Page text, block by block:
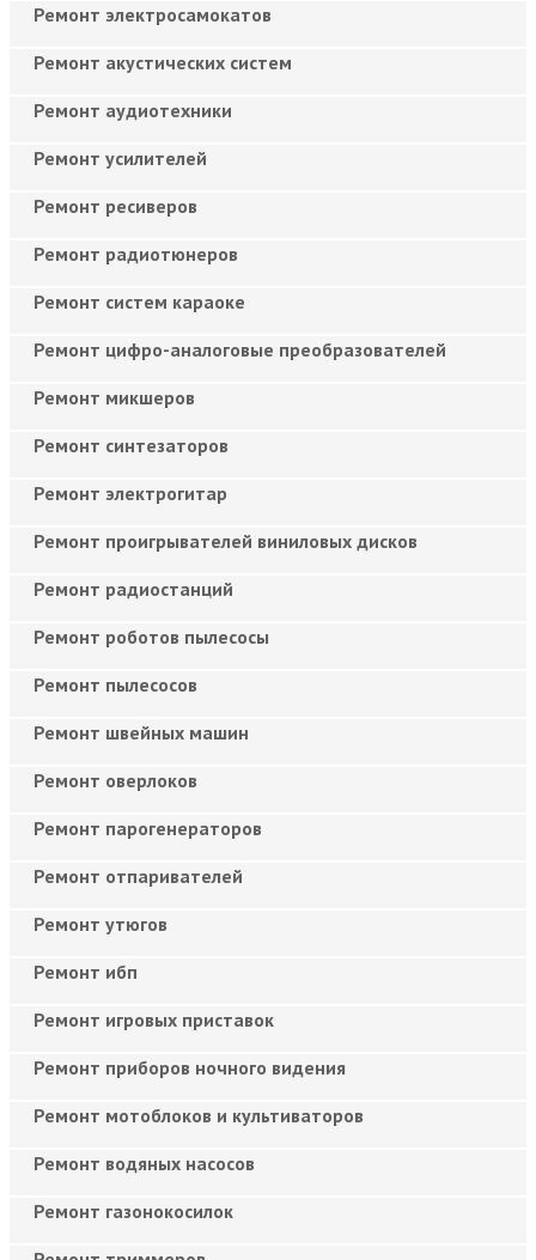
Ремонт электросамокатов
Ремонт акустических систем
Ремонт аудиотехники
Ремонт усилителей
Ремонт ресиверов
Ремонт радиотюнеров
Ремонт систем караоке
Ремонт цифро-аналоговые преобразователей
Ремонт микшеров
Ремонт синтезаторов
Ремонт электрогитар
Ремонт проигрывателей виниловых дисков
Ремонт радиостанций
Ремонт роботов пылесосы
Ремонт пылесосов
Ремонт швейных машин
Ремонт оверлоков
Ремонт парогенераторов
Ремонт отпаривателей
Ремонт утюгов
Ремонт ибп
Ремонт игровых приставок
Ремонт приборов ночного видения
Ремонт мотоблоков и культиваторов
Ремонт водяных насосов
Ремонт газонокосилок